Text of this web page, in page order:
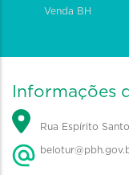
Venda BH
Informações
Rua Espírito